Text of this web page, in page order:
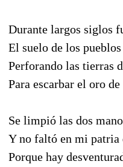
Durante largos siglos
El suelo de los
Perforando las tierras
Para escarbar el oro
Se limpió las dos
Y no faltó en mi patria
Porque hay